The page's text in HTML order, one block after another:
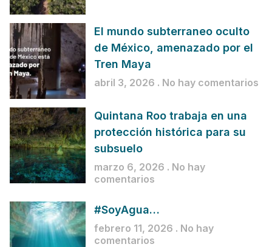
El mundo subterraneo oculto
de México, amenazado por el
Tren Maya
abril 3, 2026 No hay comentarios
Quintana Roo trabaja en una
protección histórica para su
subsuelo
marzo 6, 2026
No hay
comentarios
#SoyAgua…
febrero 11, 2026
No hay
comentarios